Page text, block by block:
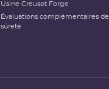
Usine Creusot Forge
Évaluations complémentaires de
sûreté